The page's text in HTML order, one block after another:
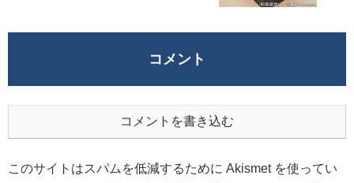
コメント
コメントを書き込む
このサイトはスパムを低減するために Akismet を使ってい